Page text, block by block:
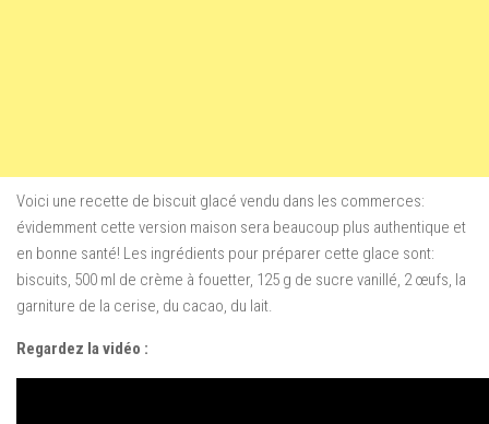
Voici une recette de biscuit glacé vendu dans les commerces:
évidemment cette version maison sera beaucoup plus authentique et
en bonne santé! Les ingrédients pour préparer cette glace sont:
biscuits, 500 ml de crème à fouetter, 125 g de sucre vanillé, 2 œufs, la
garniture de la cerise, du cacao, du lait.
Regardez la vidéo :